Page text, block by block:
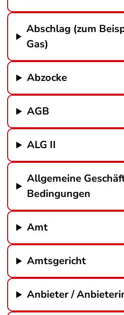
Abschlag (zum
Gas)
Abzocke
AGB
ALG II
Allgemeine
Bedingungen
Amt
Amtsgericht
Anbieter /